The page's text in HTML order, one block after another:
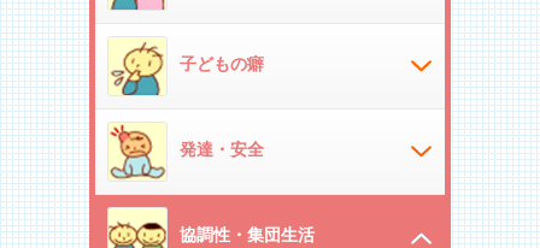
子どもの癖
発達・安全
協調性・集団生活